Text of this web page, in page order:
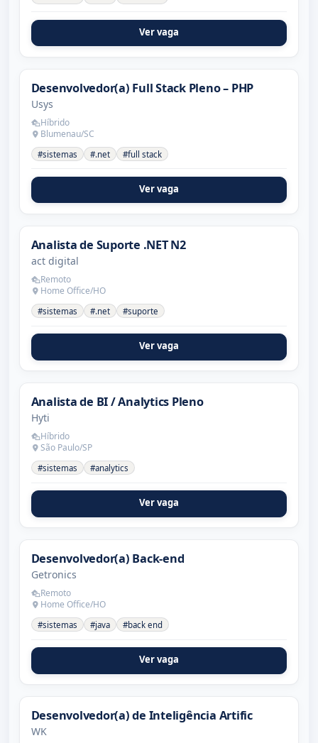
Ver vaga
Desenvolvedor(a) Full Stack Pleno – PHP
Usys
Híbrido
Blumenau/SC
#sistemas #.net #full stack
Ver vaga
Analista de Suporte .NET N2
act digital
Remoto
Home Office/HO
#sistemas #.net #suporte
Ver vaga
Analista de BI / Analytics Pleno
Hyti
Híbrido
São Paulo/SP
#sistemas #analytics
Ver vaga
Desenvolvedor(a) Back-end
Getronics
Remoto
Home Office/HO
#sistemas #java #back end
Ver vaga
Desenvolvedor(a) de Inteligência Artific
WK